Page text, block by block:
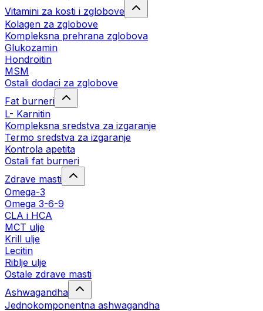
Vitamini za kosti i zglobove
Kolagen za zglobove
Kompleksna prehrana zglobova
Glukozamin
Hondroitin
MSM
Ostali dodaci za zglobove
Fat burneri
L- Karnitin
Kompleksna sredstva za izgaranje
Termo sredstva za izgaranje
Kontrola apetita
Ostali fat burneri
Zdrave masti
Omega-3
Omega 3-6-9
CLA i HCA
MCT ulje
Krill ulje
Lecitin
Riblje ulje
Ostale zdrave masti
Ashwagandha
Jednokomponentna ashwagandha